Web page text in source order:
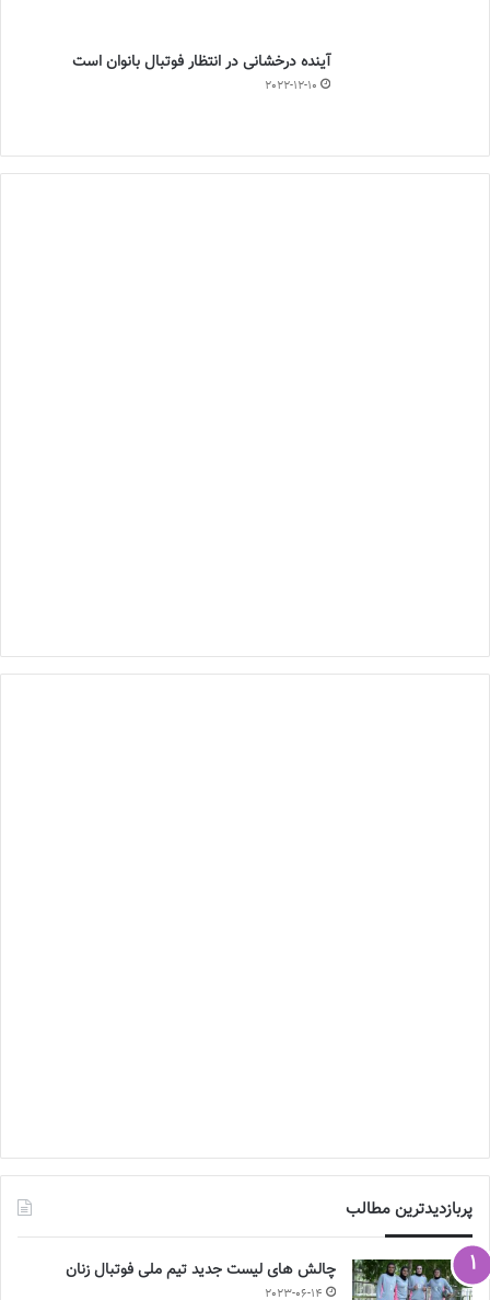
آینده درخشانی در انتظار فوتبال بانوان است
2022-12-10
پربازدیدترین مطالب
چالش هاى ليست جدید تيم ملى فوتبال زنان
2023-06-14